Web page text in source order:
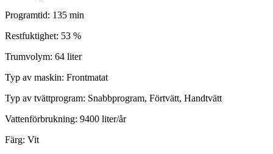
Programtid: 135 min
Restfuktighet: 53 %
Trumvolym: 64 liter
Typ av maskin: Frontmatat
Typ av tvättprogram: Snabbprogram, Förtvätt, Handtvätt
Vattenförbrukning: 9400 liter/år
Färg: Vit